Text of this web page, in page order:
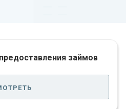
займов